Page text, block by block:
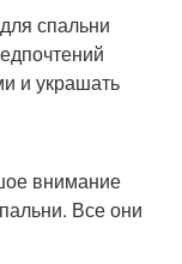
спальни
и украшать
внимание
Все они